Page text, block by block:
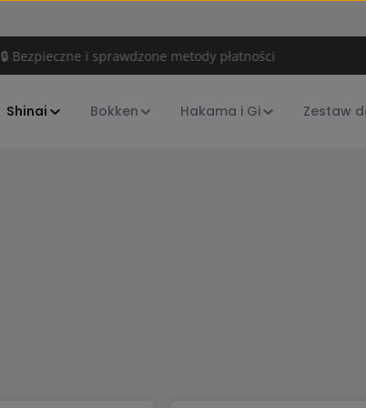
🔒 Bezpieczne i sprawdzone metody płatności
Shinai Bokken Hakama i Gi Zestaw